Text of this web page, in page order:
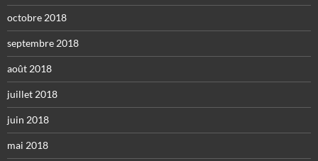
octobre 2018
septembre 2018
août 2018
juillet 2018
juin 2018
mai 2018